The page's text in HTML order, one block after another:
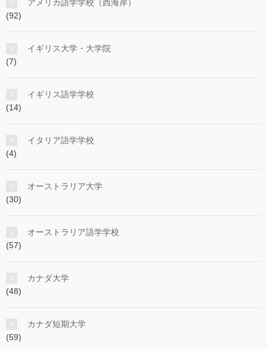
アメリカ語学学校（西海岸）
(92)
イギリス大学・大学院
(7)
イギリス語学学校
(14)
イタリア語学学校
(4)
オーストラリア大学
(30)
オーストラリア語学学校
(57)
カナダ大学
(48)
カナダ短期大学
(59)